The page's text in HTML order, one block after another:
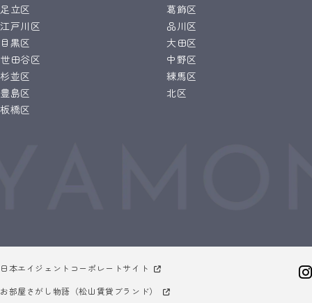
足立区
葛飾区
江戸川区
品川区
目黒区
大田区
世田谷区
中野区
杉並区
練馬区
豊島区
北区
板橋区
日本エイジェントコーポレートサイト
お部屋さがし物語（松山賃貸ブランド）